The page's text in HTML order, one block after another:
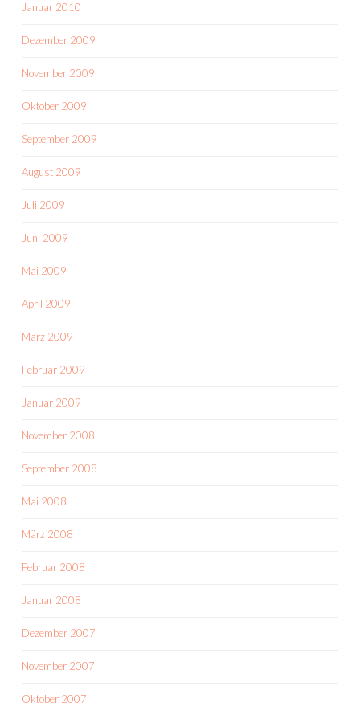
Januar 2010
Dezember 2009
November 2009
Oktober 2009
September 2009
August 2009
Juli 2009
Juni 2009
Mai 2009
April 2009
März 2009
Februar 2009
Januar 2009
November 2008
September 2008
Mai 2008
März 2008
Februar 2008
Januar 2008
Dezember 2007
November 2007
Oktober 2007